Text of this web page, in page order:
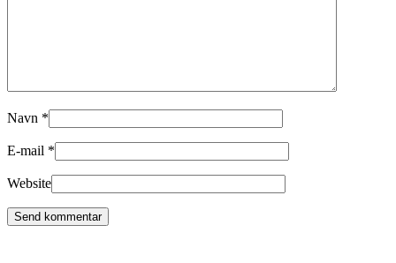
Navn *
E-mail *
Website